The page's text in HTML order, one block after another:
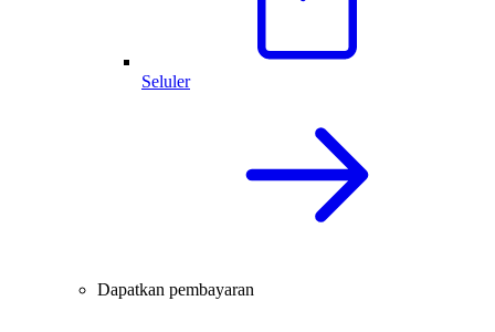
Seluler
Dapatkan pembayaran